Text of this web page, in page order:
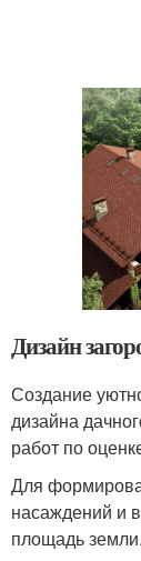
Дизайн
Создание
дизайна
работ по
Для
насаждений и
площадь земли.